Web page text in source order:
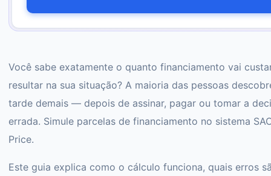
Você sabe exatamente o quanto financiamento vai
resultar na sua situação? A maioria das pessoas
tarde demais — depois de assinar, pagar ou tomar a
errada. Simule parcelas de financiamento no sistema
Price.
Este guia explica como o cálculo funciona, quais erros